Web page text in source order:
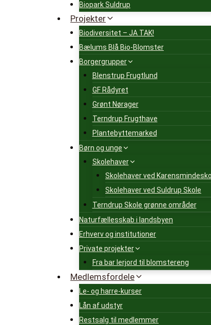
Biopark Suldrup
Projekter
Biodiversitet – JA TAK!
Bælums Blå Bio-Blomster
Borgergrupper
Blenstrup Frugtlund
GF Rådyret
Grønt Nørager
Terndrup Frugthave
Plantebyttemarked
Børn og unge
Skolehaver
Skolehaver ved
Skolehaver ved Suldrup Skole
Terndrup Skole grønne områder
Naturfællesskab i landsbyen
Erhverv og institutioner
Private projekter
Fra bar lerjord til blomstereng
Medlemsfordele
Le- og harre-kurser
Lån af udstyr
Restsalg til medlemmer